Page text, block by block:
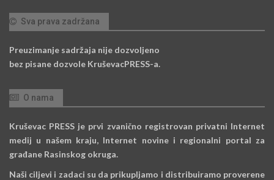
Sva prava zadržana
Preuzimanje sadržaja nije dozvoljeno
bez pisane dozvole KruševacPRESS-a.
O nama
Kruševac PRESS je prvi zvanično registrovan privatni Internet
medij u našem kraju, Internet novine i regionalni portal za
građane Rasinskog okruga.
Naši ciljevi i zadaci su da prikupljamo i distribuiramo proverene